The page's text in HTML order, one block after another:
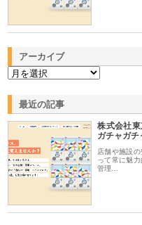
アーカイブ
最近の記事
株式会社
ガチャガ
店舗や施設
って常に魅
管理…